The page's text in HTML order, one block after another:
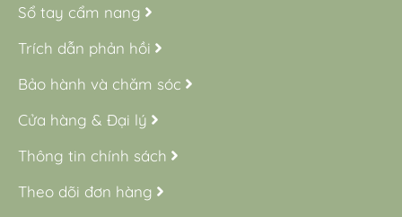
Sổ tay cẩm nang
Trích dẫn phản hồi
Bảo hành và chăm sóc
Cửa hàng & Đại lý
Thông tin chính sách
Theo dõi đơn hàng